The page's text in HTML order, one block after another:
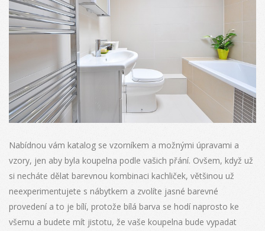
Nabídnou vám katalog se vzorníkem a možnými úpravami a
vzory, jen aby byla koupelna podle vašich přání. Ovšem, když už
si necháte dělat barevnou kombinaci kachliček, většinou už
neexperimentujete s nábytkem a zvolíte jasné barevné
provedení a to je bílí, protože bílá barva se hodí naprosto ke
všemu a budete mít jistotu, že vaše koupelna bude vypadat